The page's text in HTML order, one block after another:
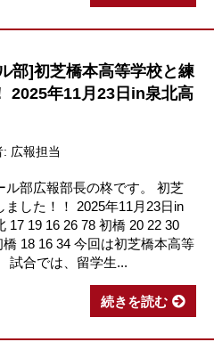
部]初芝橋本高等学校と練
2025年11月23日in泉北高
: 広報担当
ル部広報部長の柊です。 初芝
した！！ 2025年11月23日in
19 16 26 78 初橋 20 22 30
18 16 34 今回は初芝橋本高等
試合では、留学生...
続きを読む